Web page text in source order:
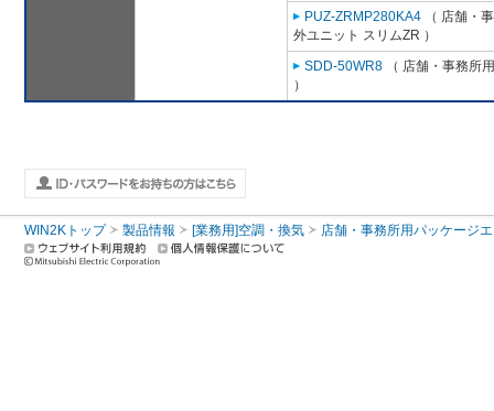
PUZ-ZRMP280KA4 （ 店舗・
外ユニット スリムZR ）
SDD-50WR8 （ 店舗・事務所
）
WIN2Kトップ 製品情報 [業務用]空調・換気 店舗・事務所用パッケージ